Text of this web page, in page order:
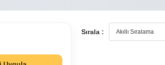
Sırala :